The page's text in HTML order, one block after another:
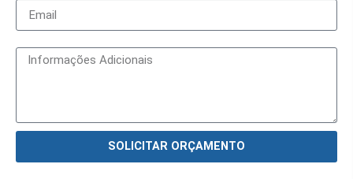
SOLICITAR ORÇAMENTO